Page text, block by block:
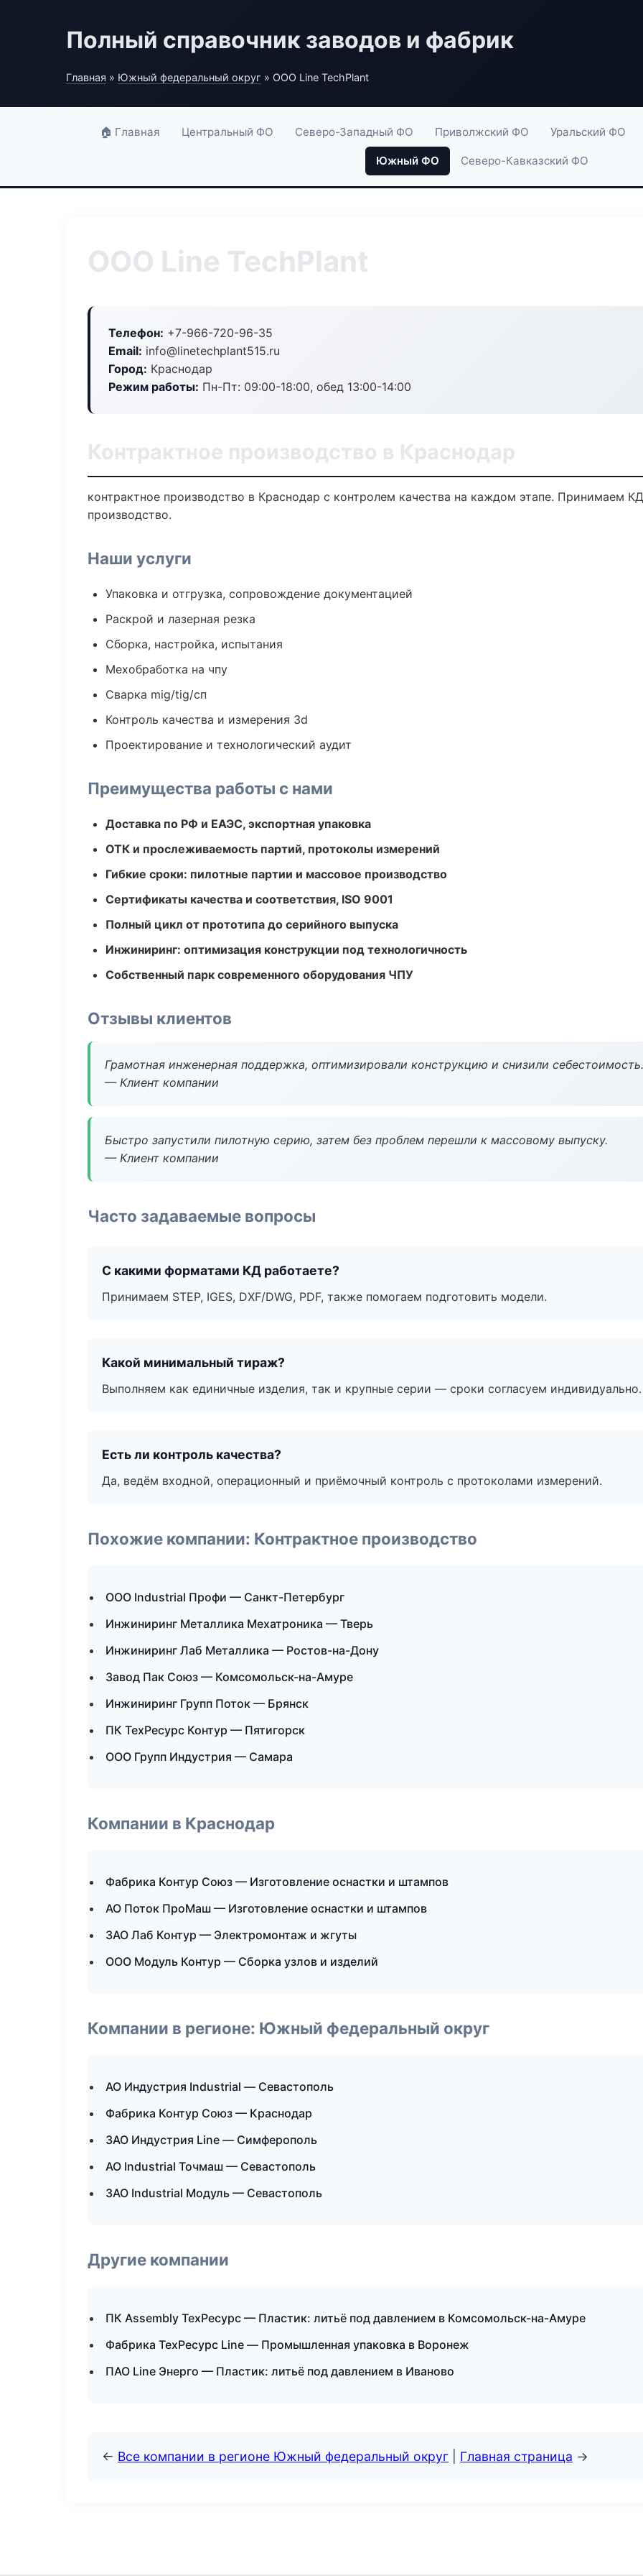
Полный справочник заводов и фабрик
Главная » Южный федеральный округ » ООО Line TechPlant
🏠 Главная Центральный ФО Северо-Западный ФО Приволжский ФО Уральский ФО
Южный ФО Северо-Кавказский ФО
ООО Line TechPlant
Телефон: +7-966-720-96-35
Email: info@linetechplant515.ru
Город: Краснодар
Режим работы: Пн-Пт: 09:00-18:00, обед 13:00-14:00
Контрактное производство в Краснодар
контрактное производство в Краснодар с контролем качества на каждом этапе. Принимаем
производство.
Наши услуги
Упаковка и отгрузка, сопровождение документацией
Раскрой и лазерная резка
Сборка, настройка, испытания
Мехобработка на чпу
Сварка mig/tig/сп
Контроль качества и измерения 3d
Проектирование и технологический аудит
Преимущества работы с нами
Доставка по РФ и ЕАЭС, экспортная упаковка
ОТК и прослеживаемость партий, протоколы измерений
Гибкие сроки: пилотные партии и массовое производство
Сертификаты качества и соответствия, ISO 9001
Полный цикл от прототипа до серийного выпуска
Инжиниринг: оптимизация конструкции под технологичность
Собственный парк современного оборудования ЧПУ
Отзывы клиентов
Грамотная инженерная поддержка, оптимизировали конструкцию и снизили себестоимость.
— Клиент компании
Быстро запустили пилотную серию, затем без проблем перешли к массовому выпуску.
— Клиент компании
Часто задаваемые вопросы
С какими форматами КД работаете?
Принимаем STEP, IGES, DXF/DWG, PDF, также помогаем подготовить модели.
Какой минимальный тираж?
Выполняем как единичные изделия, так и крупные серии — сроки согласуем индивидуально.
Есть ли контроль качества?
Да, ведём входной, операционный и приёмочный контроль с протоколами измерений.
Похожие компании: Контрактное производство
ООО Industrial Профи — Санкт-Петербург
Инжиниринг Металлика Мехатроника — Тверь
Инжиниринг Лаб Металлика — Ростов-на-Дону
Завод Пак Союз — Комсомольск-на-Амуре
Инжиниринг Групп Поток — Брянск
ПК ТехРесурс Контур — Пятигорск
ООО Групп Индустрия — Самара
Компании в Краснодар
Фабрика Контур Союз — Изготовление оснастки и штампов
АО Поток ПроМаш — Изготовление оснастки и штампов
ЗАО Лаб Контур — Электромонтаж и жгуты
ООО Модуль Контур — Сборка узлов и изделий
Компании в регионе: Южный федеральный округ
АО Индустрия Industrial — Севастополь
Фабрика Контур Союз — Краснодар
ЗАО Индустрия Line — Симферополь
АО Industrial Точмаш — Севастополь
ЗАО Industrial Модуль — Севастополь
Другие компании
ПК Assembly ТехРесурс — Пластик: литьё под давлением в Комсомольск-на-Амуре
Фабрика ТехРесурс Line — Промышленная упаковка в Воронеж
ПАО Line Энерго — Пластик: литьё под давлением в Иваново
← Все компании в регионе Южный федеральный округ Главная страница →